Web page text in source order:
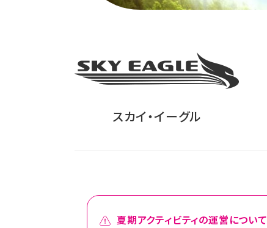
スカイ・イーグル
夏期アクティビティの運営について